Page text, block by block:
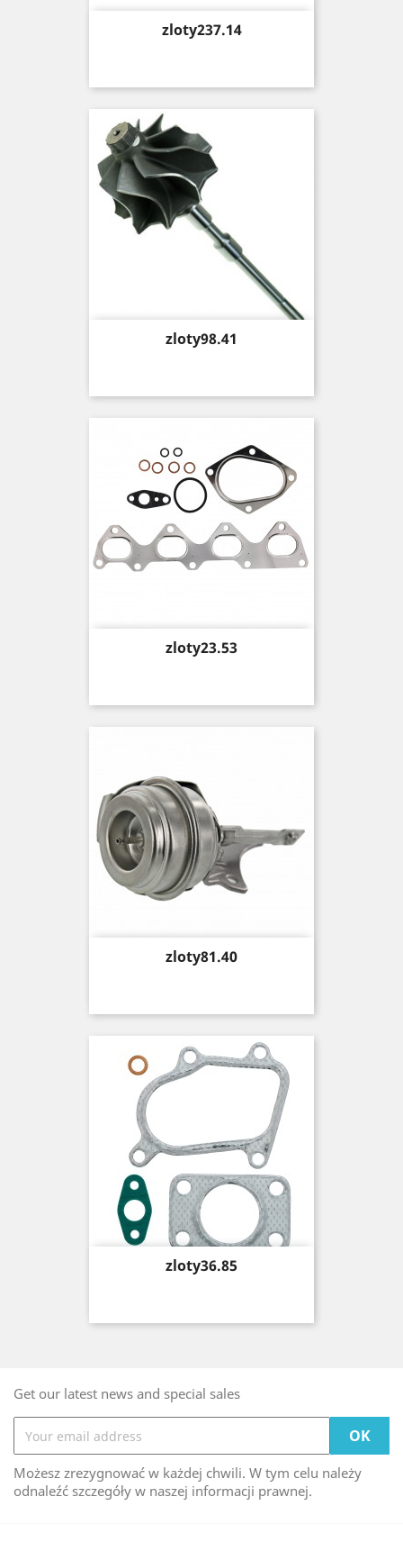
Price
zloty237.14
Price
zloty98.41
Price
zloty23.53
Price
zloty81.40
Price
zloty36.85
Get our latest news and special sales
Możesz zrezygnować w każdej chwili. W tym celu należy
odnaleźć szczegóły w naszej informacji prawnej.